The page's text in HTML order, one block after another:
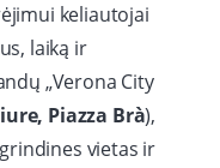
keliautojai
laiką ir
„Verona City
Piazza Brà),
vietas ir